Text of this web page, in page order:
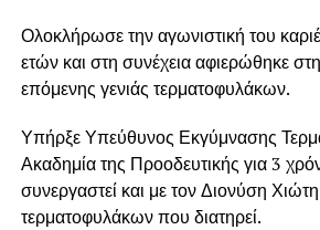
Ολοκλήρωσε την αγωνιστική του
ετών και στη συνέχεια αφιερώθηκε
επόμενης γενιάς τερματοφυλάκων.
Υπήρξε Υπεύθυνος Εκγύμνασης
Ακαδημία της Προοδευτικής για 3
συνεργαστεί και με τον Διονύση
τερματοφυλάκων που διατηρεί.